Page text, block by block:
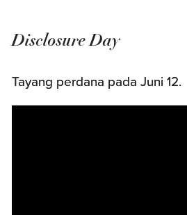
Disclosure Day
Tayang perdana pada Juni 12.